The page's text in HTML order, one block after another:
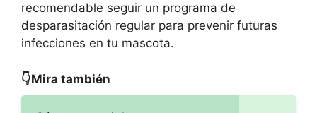
recomendable seguir un programa de
desparasitación regular para prevenir futuras
infecciones en tu mascota.
👇Mira también